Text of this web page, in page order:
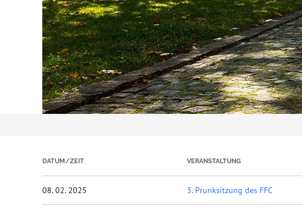
DATUM/ZEIT VERANSTALTUNG
08. 02. 2025 3. Prunksitzung des FFC